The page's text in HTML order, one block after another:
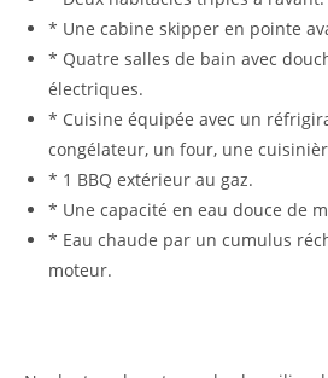
* Une cabine skipper en pointe
* Quatre salles de bain avec
électriques.
* Cuisine équipée avec un
congélateur, un four, une
* 1 BBQ extérieur au gaz.
* Une capacité en eau douce de
* Eau chaude par un cumulus
moteur.